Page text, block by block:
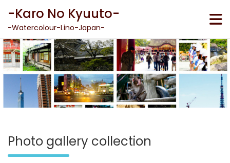
content
-Karo No Kyuuto-
-Watercolour-Lino-Japan-
Photo gallery collection